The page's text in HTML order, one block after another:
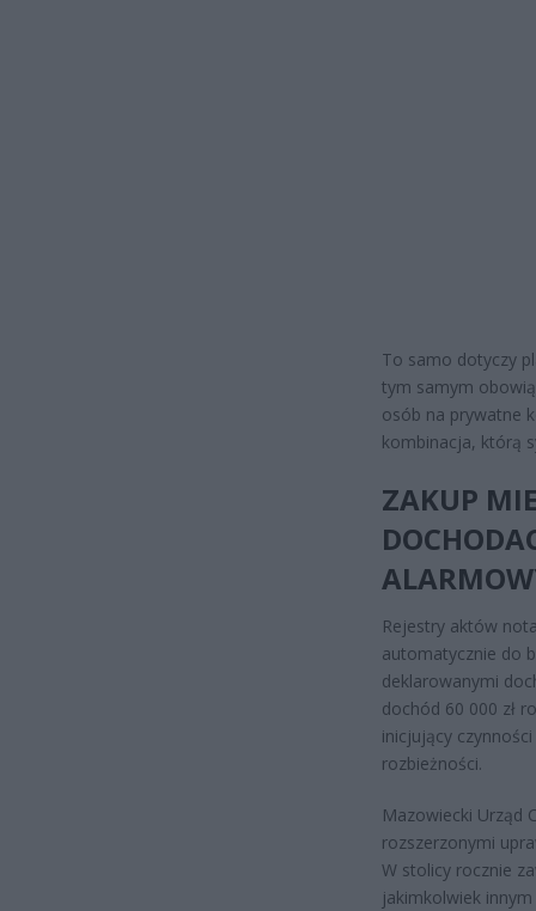
To samo dotyczy
tym samym
osób na prywatne
kombinacja, którą
ZAKUP
Rejestry aktów
automatycznie do
deklarowanymi
dochód 60 000 zł
inicjujący
rozbieżności.
Mazowiecki Urząd
rozszerzonymi
W stolicy rocznie
jakimkolwiek